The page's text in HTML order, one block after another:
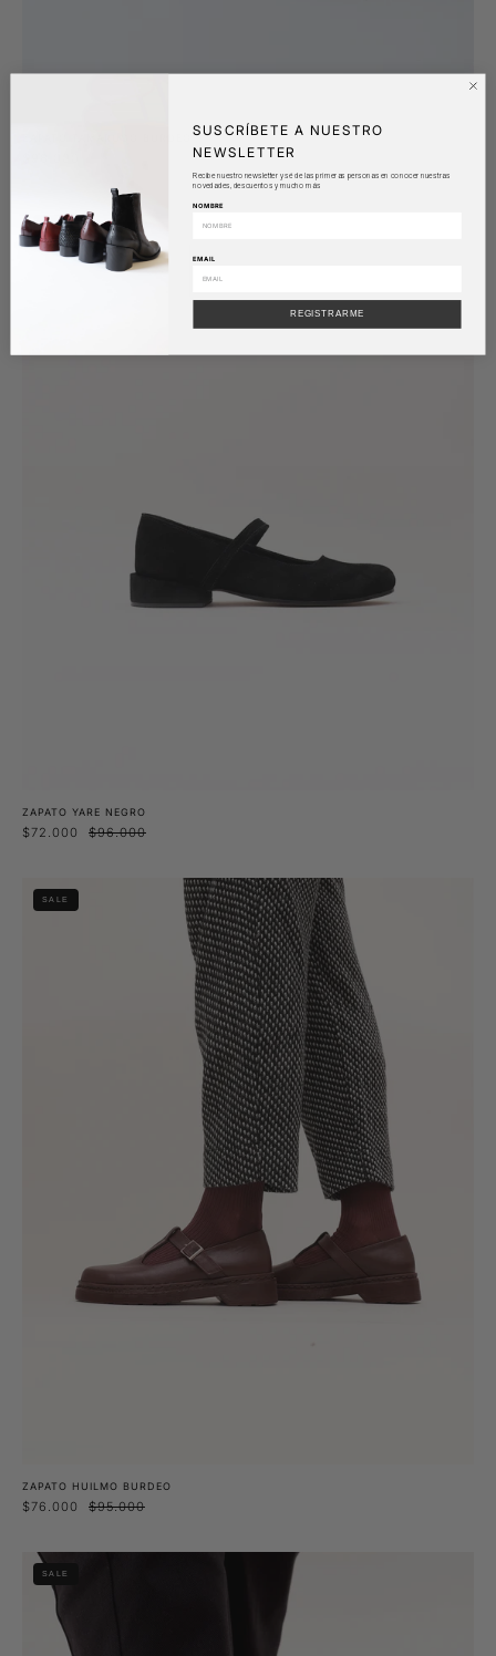
SALE
ZAPATO YARE NEGRO
$72.000 $96.000
Zapato
Huilmo
Burdeo
SALE
ZAPATO HUILMO BURDEO
$76.000 $95.000
Zapato
Ulmo
Verde
SALE
SUSCRÍBETE A NUESTRO
NEWSLETTER
Recibe nuestro newsletter y sé de las primeras personas en conocer nuestras
novedades, descuentos y mucho más
NOMBRE
EMAIL
REGISTRARME